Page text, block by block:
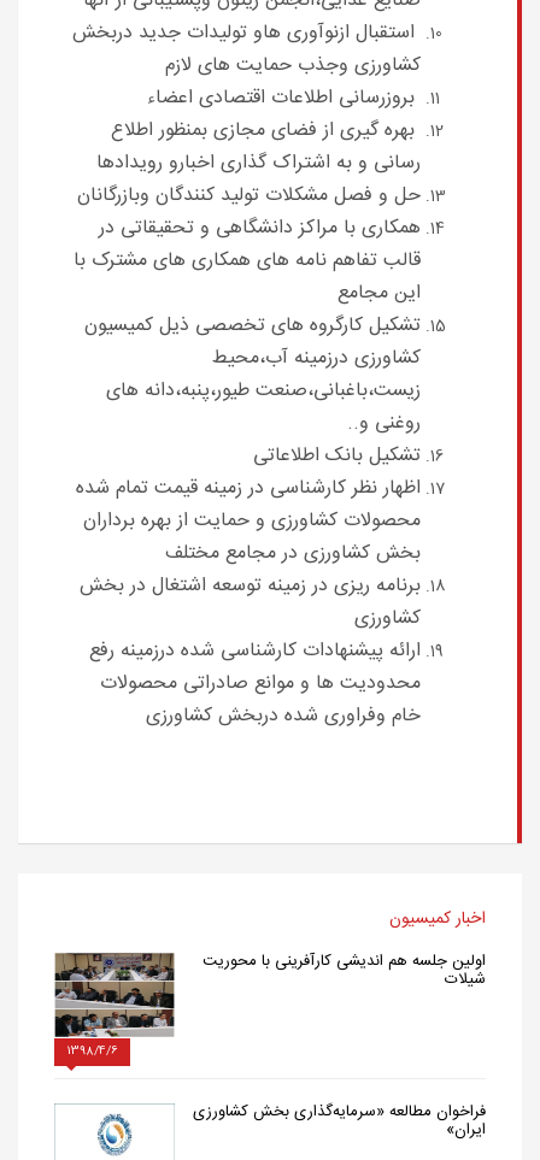
استقبال ازنوآوری هاو تولیدات جدید دربخش
کشاورزی وجذب حمایت های لازم
بروزرسانی اطلاعات اقتصادی اعضاء
بهره گیری از فضای مجازی بمنظور اطلاع
رسانی و به اشتراک گذاری اخبارو رویدادها
حل و فصل مشکلات تولید کنندگان وبازرگانان
همکاری با مراکز دانشگاهی و تحقیقاتی در
قالب تفاهم نامه های همکاری های مشترک با
این مجامع
تشکیل کارگروه های تخصصی ذیل کمیسیون
کشاورزی درزمینه آب،محیط
زیست،باغبانی،صنعت طیور،پنبه،دانه های
روغنی و..
تشکیل بانک اطلاعاتی
اظهار نظر کارشناسی در زمینه قیمت تمام شده
محصولات کشاورزی و حمایت از بهره برداران
بخش کشاورزی در مجامع مختلف
برنامه ریزی در زمینه توسعه اشتغال در بخش
کشاورزی
ارائه پیشنهادات کارشناسی شده درزمینه رفع
محدودیت ها و موانع صادراتی محصولات
خام وفراوری شده دربخش کشاورزی
اخبار کمیسیون
1398/4/6
اولین جلسه هم اندیشی کارآفرینی با محوریت
شیلات
فراخوان مطالعه «سرمایه‌گذاری بخش کشاورزی
ایران»